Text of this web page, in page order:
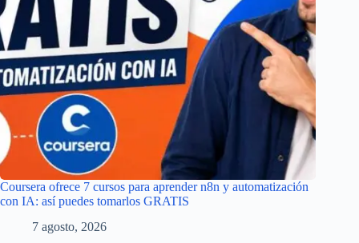
Coursera ofrece 7 cursos para aprender n8n y automatización
con IA: así puedes tomarlos GRATIS
7 agosto, 2026